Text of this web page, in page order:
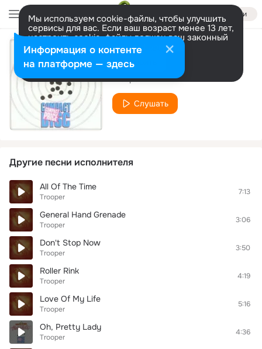
Войти
Мы используем cookie-файлы, чтобы улучшить
сервисы для вас. Если ваш возраст менее 13 лет,
настроить cookie-файлы должен ваш законный
представитель. Больше информации
Разрешить все Настроить
Cold, Cold Toronto
Trooper
Слушать
Другие песни исполнителя
All Of The Time
Trooper
7:13
General Hand Grenade
Trooper
3:06
Don't Stop Now
Trooper
3:50
Roller Rink
Trooper
4:19
Love Of My Life
Trooper
5:16
Oh, Pretty Lady
Trooper
4:36
Информация о контенте
на платформе — здесь